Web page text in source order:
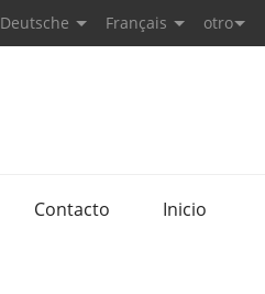
Deutsche Français otro
Contacto Inicio